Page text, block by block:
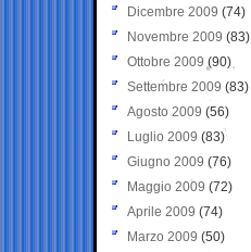
Dicembre 2009 (74)
Novembre 2009 (83)
Ottobre 2009 (90)
Settembre 2009 (83)
Agosto 2009 (56)
Luglio 2009 (83)
Giugno 2009 (76)
Maggio 2009 (72)
Aprile 2009 (74)
Marzo 2009 (50)